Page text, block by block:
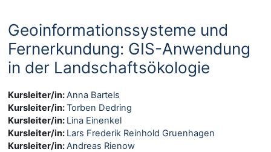
Geoinformationssysteme und
Fernerkundung: GIS-Anwendung
in der Landschaftsökologie
Kursleiter/in:Anna Bartels
Kursleiter/in:Torben Dedring
Kursleiter/in: Lina Einenkel
Kursleiter/in: Lars Frederik Reinhold Gruenhagen
Kursleiter/in:Andreas Rienow